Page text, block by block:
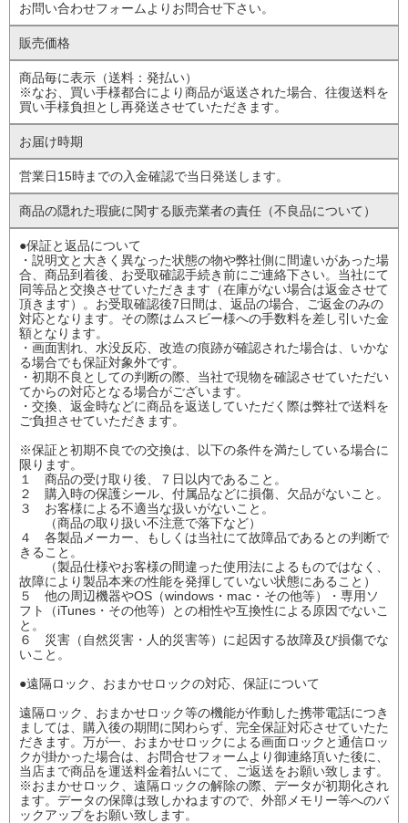
お問い合わせフォームよりお問合せ下さい。
販売価格
商品毎に表示（送料：発払い）
※なお、買い手様都合により商品が返送された場合、往復送料を
買い手様負担とし再発送させていただきます。
お届け時期
営業日15時までの入金確認で当日発送します。
商品の隠れた瑕疵に関する販売業者の責任 （不良品について）
●保証と返品について
・説明文と大きく異なった状態の物や弊社側に間違いがあった場
合、商品到着後、お受取確認手続き前にご連絡下さい。当社にて
同等品と交換させていただきます（在庫がない場合は返金させて
頂きます）。お受取確認後7日間は、返品の場合、ご返金のみの
対応となります。その際はムスビー様への手数料を差し引いた金
額となります。
・画面割れ、水没反応、改造の痕跡が確認された場合は、いかな
る場合でも保証対象外です。
・初期不良としての判断の際、当社で現物を確認させていただい
てからの対応となる場合がございます。
・交換、返金時などに商品を返送していただく際は弊社で送料を
ご負担させていただきます。
※保証と初期不良での交換は、以下の条件を満たしている場合に
限ります。
１ 商品の受け取り後、７日以内であること。
２ 購入時の保護シール、付属品などに損傷、欠品がないこと。
３ お客様による不適当な扱いがないこと。
（商品の取り扱い不注意で落下など）
４ 各製品メーカー、もしくは当社にて故障品であるとの判断で
きること。
（製品仕様やお客様の間違った使用法によるものではなく、
故障により製品本来の性能を発揮していない状態にあること）
５ 他の周辺機器やOS（windows・mac・その他等）・専用ソ
フト（iTunes・その他等）との相性や互換性による原因でないこ
と。
６ 災害（自然災害・人的災害等）に起因する故障及び損傷でな
いこと。
●遠隔ロック、おまかせロックの対応、保証について
遠隔ロック、おまかせロック等の機能が作動した携帯電話につき
ましては、購入後の期間に関わらず、完全保証対応させていたた
だきます。万が一、おまかせロックによる画面ロックと通信ロッ
クが掛かった場合は、お問合せフォームより御連絡頂いた後に、
当店まで商品を運送料金着払いにて、ご返送をお願い致します。
※おまかせロック、遠隔ロックの解除の際、データが初期化され
ます。データの保障は致しかねますので、外部メモリー等へのバ
ックアップをお願い致します。